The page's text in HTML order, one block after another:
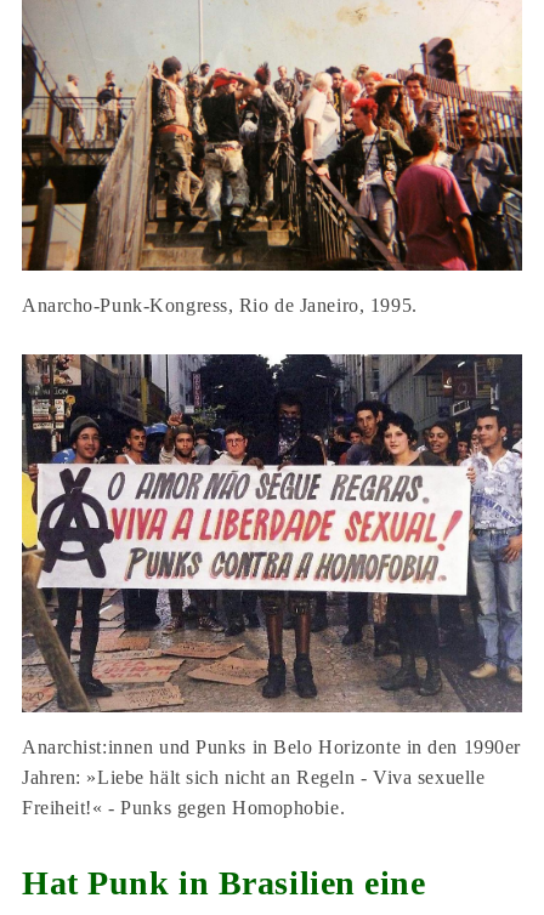
Anarcho-Punk-Kongress, Rio de Janeiro, 1995.
Anarchist:innen und Punks in Belo Horizonte in den 1990er
Jahren: »Liebe hält sich nicht an Regeln - Viva sexuelle
Freiheit!« - Punks gegen Homophobie.
Hat Punk in Brasilien eine